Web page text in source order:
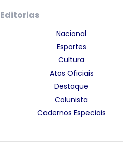
Editorias
Nacional
Esportes
Cultura
Atos Oficiais
Destaque
Colunista
Cadernos Especiais